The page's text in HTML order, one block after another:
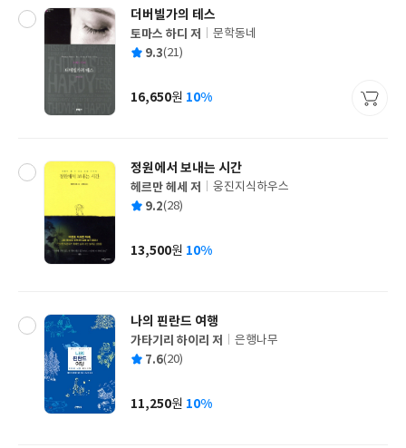
더버빌가의 테스
글
쓴
토마스 하디 저
출
사
문학동네
평 9.3(21)
가
16,650원 10%
정원에서 보내는 시간
글
쓴
헤르만 헤세 저
출
사
웅진지식하우스
평 9.2(28)
가
13,500원 10%
나의 핀란드 여행
글
쓴
가타기리 하이리 저
출
사
은행나무
평 7.6(20)
가
11,250원 10%